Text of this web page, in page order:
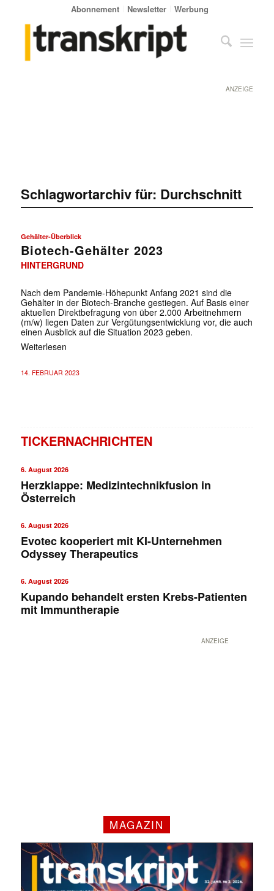
Abonnement Newsletter Werbung
ANZEIGE
Schlagwortarchiv für: Durchschnitt
Gehälter-Überblick
Biotech-Gehälter 2023
HINTERGRUND
Nach dem Pandemie-Höhepunkt Anfang 2021 sind die
Gehälter in der Biotech-Branche gestiegen. Auf Basis einer
aktuellen Direktbefragung von über 2.000 Arbeitnehmern
(m/w) liegen Daten zur Vergütungsentwicklung vor, die auch
einen Ausblick auf die Situation 2023 geben.
Weiterlesen
14. FEBRUAR 2023
TICKERNACHRICHTEN
6. August 2026
Herzklappe: Medizintechnikfusion in
Österreich
6. August 2026
Evotec kooperiert mit KI-Unternehmen
Odyssey Therapeutics
6. August 2026
Kupando behandelt ersten Krebs-Patienten
mit Immuntherapie
ANZEIGE
MAGAZIN